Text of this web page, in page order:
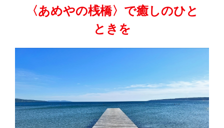
〈あめやの桟橋〉で癒しのひと
ときを